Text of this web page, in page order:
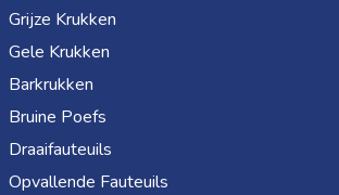
Grijze Krukken
Gele Krukken
Barkrukken
Bruine Poefs
Draaifauteuils
Opvallende Fauteuils